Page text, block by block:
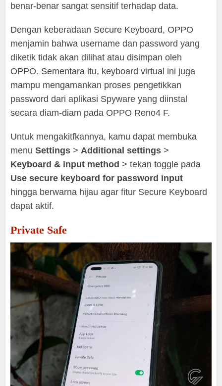
benar-benar sangat sensitif terhadap data.
Dengan keberadaan Secure Keyboard, OPPO
menjamin bahwa username dan password yang
diketik tidak akan dilihat atau disimpan oleh
OPPO. Sementara itu, keyboard virtual ini juga
mampu mengamankan proses pengetikkan
password dari aplikasi Spyware yang diinstal
secara diam-diam pada OPPO Reno4 F.
Untuk mengakitfkannya, kamu dapat membuka
menuSettings > Additional settings >
Keyboard & input method > tekan toggle pada
Use secure keyboard for password input
hingga berwarna hijau agar fitur Secure Keyboard
dapat aktif.
Private Safe